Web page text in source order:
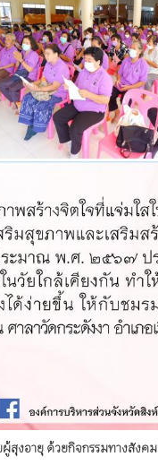
ผู้สุงอายุ ด้วยกิจกรรมทางสังคม